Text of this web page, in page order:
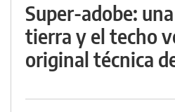
Super-adobe:
tierra y el techo
original técnica